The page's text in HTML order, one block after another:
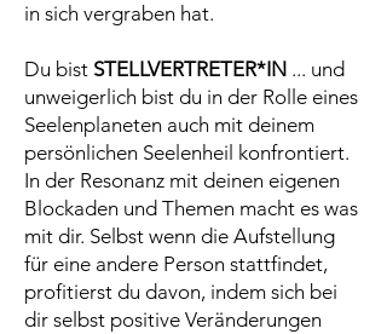
in sich vergraben hat.
Du bist STELLVERTRETER*IN ... und
unweigerlich bist du in der Rolle eines
Seelenplaneten auch mit deinem
persönlichen Seelenheil konfrontiert.
In der Resonanz mit deinen eigenen
Blockaden und Themen macht es was
mit dir. Selbst wenn die Aufstellung
für eine andere Person stattfindet,
profitierst du davon, indem sich bei
dir selbst positive Veränderungen